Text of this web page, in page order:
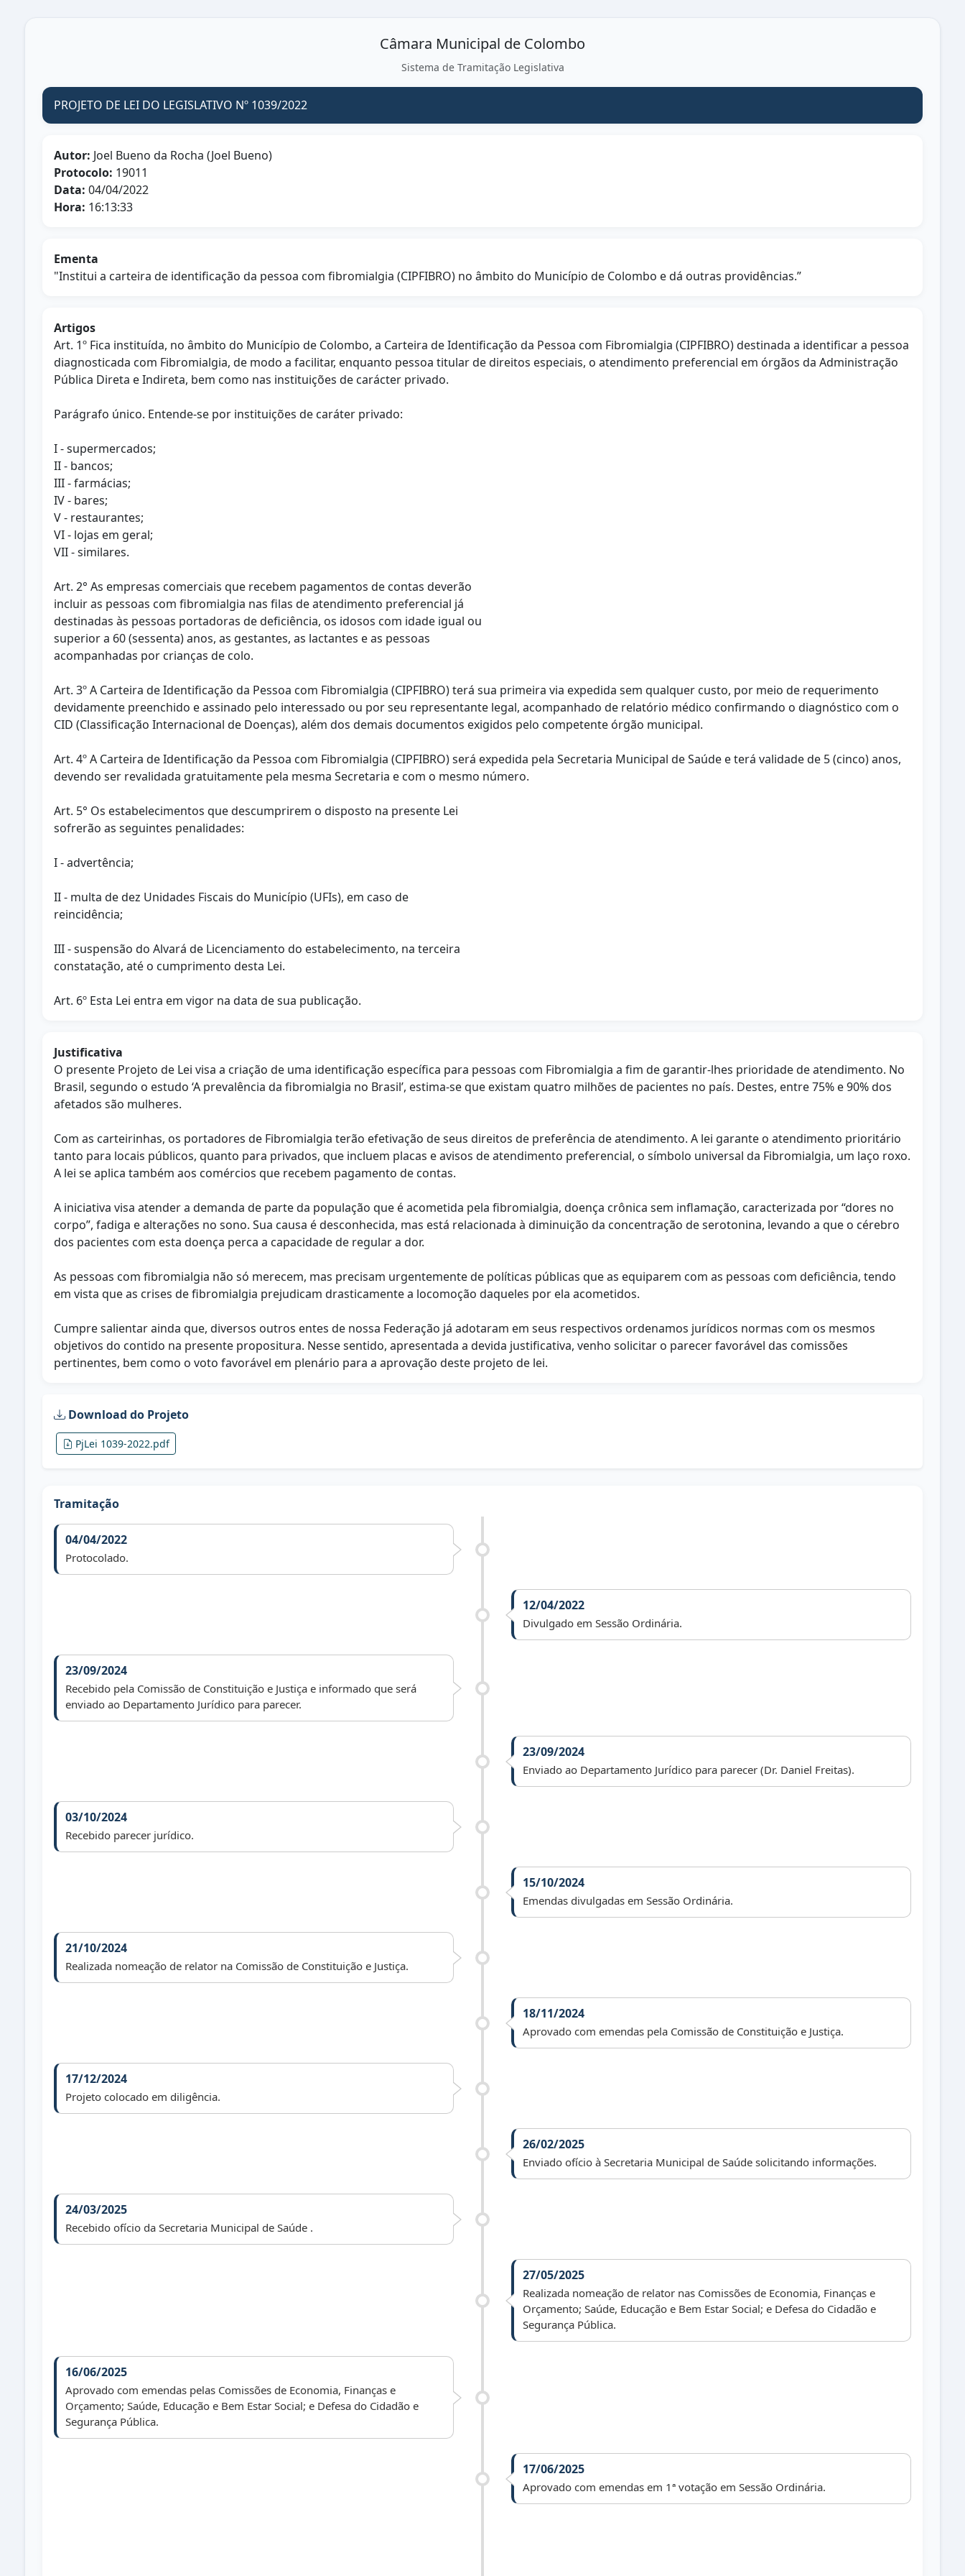
Câmara Municipal de Colombo
Sistema de Tramitação Legislativa
PROJETO DE LEI DO LEGISLATIVO Nº 1039/2022
Autor: Joel Bueno da Rocha (Joel Bueno)
Protocolo: 19011
Data: 04/04/2022
Hora: 16:13:33
Ementa
"Institui a carteira de identificação da pessoa com fibromialgia (CIPFIBRO) no âmbito do Município de Colombo e dá outras providências.”
Artigos
Art. 1º Fica instituída, no âmbito do Município de Colombo, a Carteira de Identificação da Pessoa com Fibromialgia (CIPFIBRO) destinada a identificar a pessoa
diagnosticada com Fibromialgia, de modo a facilitar, enquanto pessoa titular de direitos especiais, o atendimento preferencial em órgãos da Administração
Pública Direta e Indireta, bem como nas instituições de carácter privado.
Parágrafo único. Entende-se por instituições de caráter privado:
I - supermercados;
II - bancos;
III - farmácias;
IV - bares;
V - restaurantes;
VI - lojas em geral;
VII - similares.
Art. 2° As empresas comerciais que recebem pagamentos de contas deverão
incluir as pessoas com fibromialgia nas filas de atendimento preferencial já
destinadas às pessoas portadoras de deficiência, os idosos com idade igual ou
superior a 60 (sessenta) anos, as gestantes, as lactantes e as pessoas
acompanhadas por crianças de colo.
Art. 3º A Carteira de Identificação da Pessoa com Fibromialgia (CIPFIBRO) terá sua primeira via expedida sem qualquer custo, por meio de requerimento
devidamente preenchido e assinado pelo interessado ou por seu representante legal, acompanhado de relatório médico confirmando o diagnóstico com o
CID (Classificação Internacional de Doenças), além dos demais documentos exigidos pelo competente órgão municipal.
Art. 4º A Carteira de Identificação da Pessoa com Fibromialgia (CIPFIBRO) será expedida pela Secretaria Municipal de Saúde e terá validade de 5 (cinco) anos,
devendo ser revalidada gratuitamente pela mesma Secretaria e com o mesmo número.
Art. 5° Os estabelecimentos que descumprirem o disposto na presente Lei
sofrerão as seguintes penalidades:
I - advertência;
II - multa de dez Unidades Fiscais do Município (UFIs), em caso de
reincidência;
III - suspensão do Alvará de Licenciamento do estabelecimento, na terceira
constatação, até o cumprimento desta Lei.
Art. 6º Esta Lei entra em vigor na data de sua publicação.
Justificativa
O presente Projeto de Lei visa a criação de uma identificação específica para pessoas com Fibromialgia a fim de garantir-lhes prioridade de atendimento. No
Brasil, segundo o estudo ‘A prevalência da fibromialgia no Brasil’, estima-se que existam quatro milhões de pacientes no país. Destes, entre 75% e 90% dos
afetados são mulheres.
Com as carteirinhas, os portadores de Fibromialgia terão efetivação de seus direitos de preferência de atendimento. A lei garante o atendimento prioritário
tanto para locais públicos, quanto para privados, que incluem placas e avisos de atendimento preferencial, o símbolo universal da Fibromialgia, um laço roxo.
A lei se aplica também aos comércios que recebem pagamento de contas.
A iniciativa visa atender a demanda de parte da população que é acometida pela fibromialgia, doença crônica sem inflamação, caracterizada por “dores no
corpo”, fadiga e alterações no sono. Sua causa é desconhecida, mas está relacionada à diminuição da concentração de serotonina, levando a que o cérebro
dos pacientes com esta doença perca a capacidade de regular a dor.
As pessoas com fibromialgia não só merecem, mas precisam urgentemente de políticas públicas que as equiparem com as pessoas com deficiência, tendo
em vista que as crises de fibromialgia prejudicam drasticamente a locomoção daqueles por ela acometidos.
Cumpre salientar ainda que, diversos outros entes de nossa Federação já adotaram em seus respectivos ordenamos jurídicos normas com os mesmos
objetivos do contido na presente propositura. Nesse sentido, apresentada a devida justificativa, venho solicitar o parecer favorável das comissões
pertinentes, bem como o voto favorável em plenário para a aprovação deste projeto de lei.
Download do Projeto
PjLei 1039-2022.pdf
Tramitação
04/04/2022
Protocolado.
12/04/2022
Divulgado em Sessão Ordinária.
23/09/2024
Recebido pela Comissão de Constituição e Justiça e informado que será
enviado ao Departamento Jurídico para parecer.
23/09/2024
Enviado ao Departamento Jurídico para parecer (Dr. Daniel Freitas).
03/10/2024
Recebido parecer jurídico.
15/10/2024
Emendas divulgadas em Sessão Ordinária.
21/10/2024
Realizada nomeação de relator na Comissão de Constituição e Justiça.
18/11/2024
Aprovado com emendas pela Comissão de Constituição e Justiça.
17/12/2024
Projeto colocado em diligência.
26/02/2025
Enviado ofício à Secretaria Municipal de Saúde solicitando informações.
24/03/2025
Recebido ofício da Secretaria Municipal de Saúde .
27/05/2025
Realizada nomeação de relator nas Comissões de Economia, Finanças e
Orçamento; Saúde, Educação e Bem Estar Social; e Defesa do Cidadão e
Segurança Pública.
16/06/2025
Aprovado com emendas pelas Comissões de Economia, Finanças e
Orçamento; Saúde, Educação e Bem Estar Social; e Defesa do Cidadão e
Segurança Pública.
17/06/2025
Aprovado com emendas em 1ª votação em Sessão Ordinária.